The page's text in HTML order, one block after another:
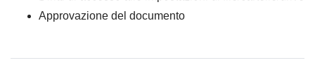
Approvazione del documento